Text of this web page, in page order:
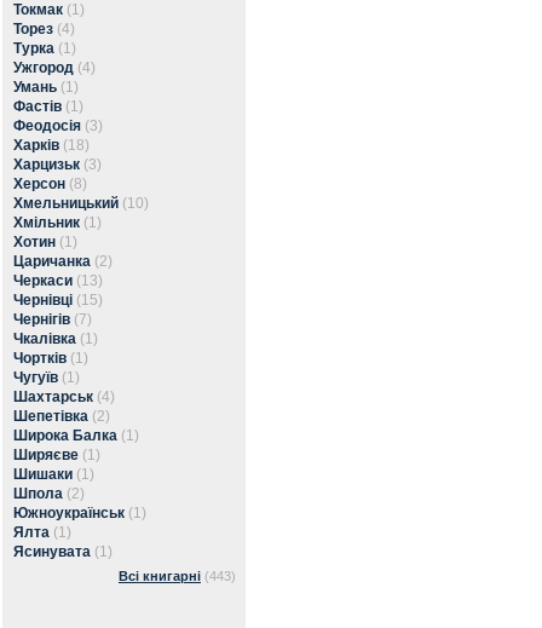
Токмак (1)
Торез (4)
Турка (1)
Ужгород (4)
Умань (1)
Фастів (1)
Феодосія (3)
Харків (18)
Харцизьк (3)
Херсон (8)
Хмельницький (10)
Хмільник (1)
Хотин (1)
Царичанка (2)
Черкаси (13)
Чернівці (15)
Чернігів (7)
Чкалівка (1)
Чортків (1)
Чугуїв (1)
Шахтарськ (4)
Шепетівка (2)
Широка Балка (1)
Ширяєве (1)
Шишаки (1)
Шпола (2)
Южноукраїнськ (1)
Ялта (1)
Ясинувата (1)
Всі книгарні (443)